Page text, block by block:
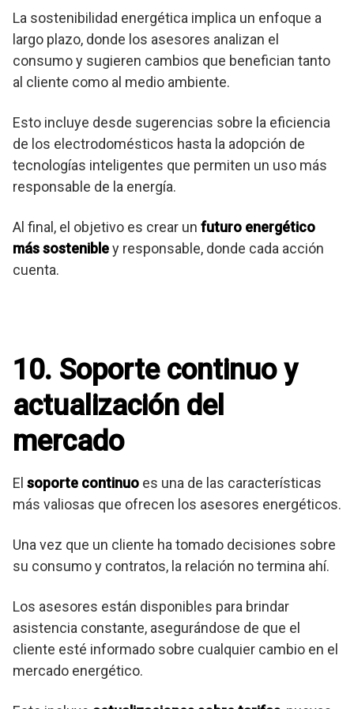
La sostenibilidad energética implica un enfoque a
largo plazo, donde los asesores analizan el
consumo y sugieren cambios que benefician tanto
al cliente como al medio ambiente.
Esto incluye desde sugerencias sobre la eficiencia
de los electrodomésticos hasta la adopción de
tecnologías inteligentes que permiten un uso más
responsable de la energía.
Al final, el objetivo es crear un futuro energético
más sostenibley responsable, donde cada acción
cuenta.
10. Soporte continuo y
actualización del
mercado
El soporte continuo es una de las características
más valiosas que ofrecen los asesores energéticos.
Una vez que un cliente ha tomado decisiones sobre
su consumo y contratos, la relación no termina ahí.
Los asesores están disponibles para brindar
asistencia constante, asegurándose de que el
cliente esté informado sobre cualquier cambio en el
mercado energético.